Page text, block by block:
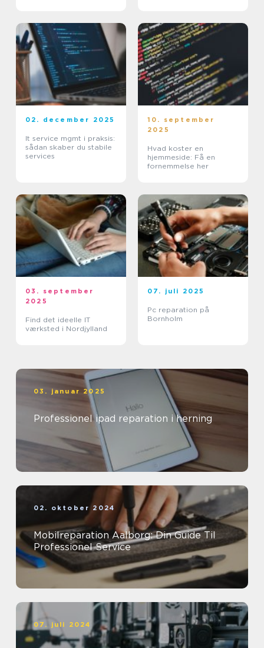
02. december 2025
It service mgmt i praksis:
sådan skaber du stabile
services
10. september
2025
Hvad koster en
hjemmeside: Få en
fornemmelse her
03. september
2025
Find det ideelle IT
værksted i Nordjylland
07. juli 2025
Pc reparation på
Bornholm
03. januar 2025
Professionel ipad reparation i herning
02. oktober 2024
Mobilreparation Aalborg: Din Guide Til
Professionel Service
07. juli 2024